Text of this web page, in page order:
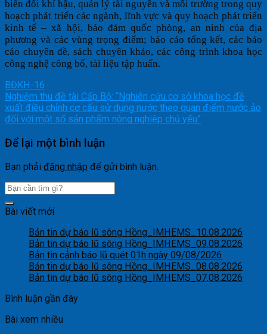
biến đổi khí hậu, quản lý tài nguyên và môi trường trong quy
hoạch phát triển các ngành, lĩnh vực và quy hoạch phát triển
kinh tế – xã hội, bảo đảm quốc phòng, an ninh của địa
phương và các vùng trọng điểm; báo cáo tổng kết, các báo
cáo chuyên đề, sách chuyên khảo, các công trình khoa học
công nghệ công bố, tài liệu tập huấn.
BĐKH-16
Nghiệm thu đề tài Cấp Bộ: “Nghiên cứu cơ sở khoa học đề
xuất điều chỉnh cơ cấu sử dụng nước theo quan điểm nước ảo
đối với một số sản phẩm nông nghiệp chủ yếu”
Để lại một bình luận
Bạn phải đăng nhập để gửi bình luận.
Bài viết mới
Bản tin dự báo lũ sông Hồng_IMHEMS_10.08.2026
Bản tin dự báo lũ sông Hồng_IMHEMS_09.08.2026
Bản tin cảnh báo lũ quét 01h ngày 09/08/2026
Bản tin dự báo lũ sông Hồng_IMHEMS_08.08.2026
Bản tin dự báo lũ sông Hồng_IMHEMS_07.08.2026
Bình luận gần đây
Bài xem nhiều